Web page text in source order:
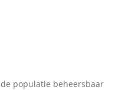
de populatie beheersbaar